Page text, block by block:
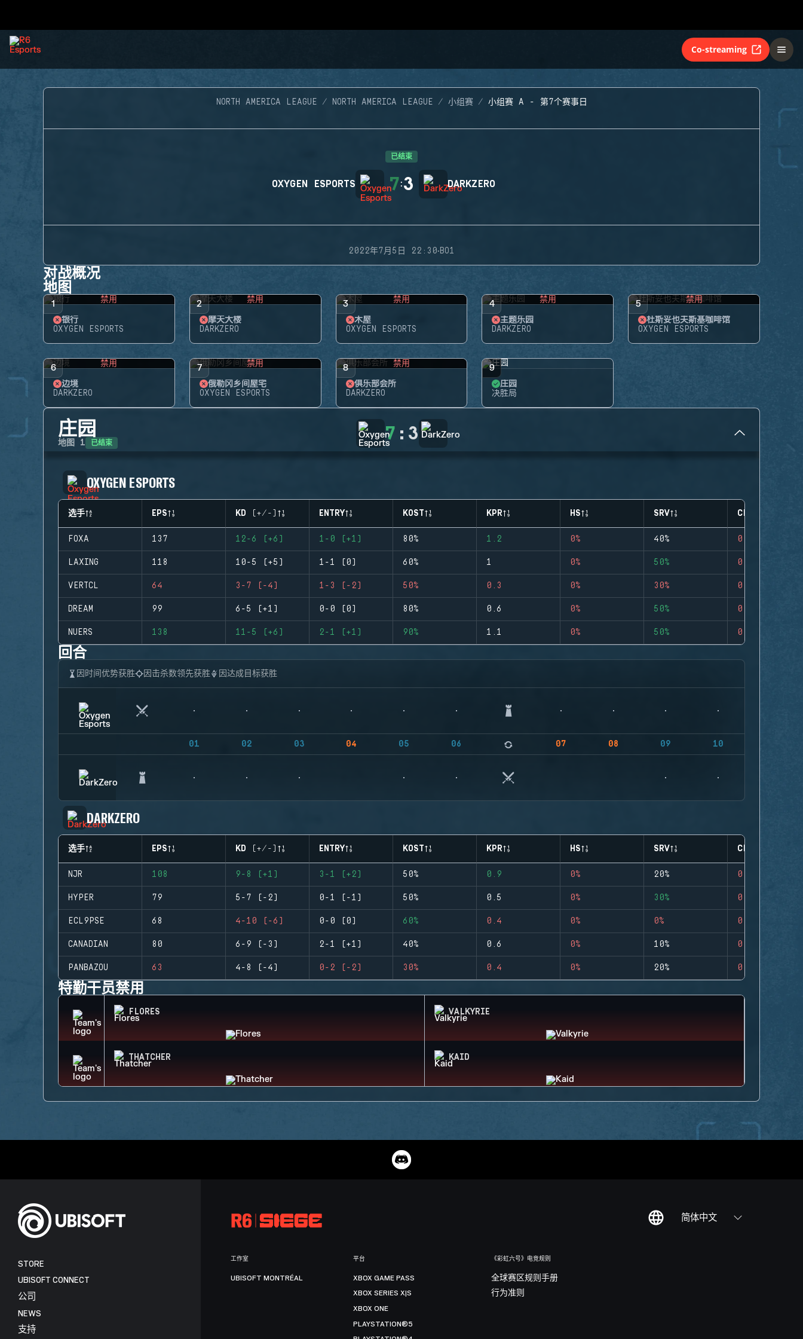
Co-streaming
NORTH AMERICA LEAGUE NORTH AMERICA LEAGUE 小组赛 小组赛 A - 第7个赛事日
已结束
OXYGEN ESPORTS 7:3 DARKZERO
2022年7月5日 22:30·BO1
对战概况
地图
1 禁用
银行
OXYGEN ESPORTS
2 禁用
摩天大楼
DARKZERO
3 禁用
木屋
OXYGEN ESPORTS
4 禁用
主题乐园
DARKZERO
5 禁用
杜斯妥也夫斯基咖啡馆
OXYGEN ESPORTS
6 禁用
边境
DARKZERO
7 禁用
俄勒冈乡间屋宅
OXYGEN ESPORTS
8 禁用
俱乐部会所
DARKZERO
9
庄园
决胜局
庄园
地图 1 已结束 7 : 3
OXYGEN ESPORTS
选手 EPS KD (+/-) ENTRY KOST KPR HS SRV CLUTCHES
FOXA 137 12-6 (+6) 1-0 (+1) 80% 1.2 0% 40% 0
LAXING 118 10-5 (+5) 1-1 (0) 60% 1 0% 50% 0
VERTCL 64 3-7 (-4) 1-3 (-2) 50% 0.3 0% 30% 0
DREAM 99 6-5 (+1) 0-0 (0) 80% 0.6 0% 50% 0
NUERS 138 11-5 (+6) 2-1 (+1) 90% 1.1 0% 50% 0
回合
因时间优势获胜 因击杀数领先获胜 因达成目标获胜
01 02 03 04 05 06 07 08 09 10
DARKZERO
选手 EPS KD (+/-) ENTRY KOST KPR HS SRV CLUTCHES
NJR 108 9-8 (+1) 3-1 (+2) 50% 0.9 0% 20% 0
HYPER 79 5-7 (-2) 0-1 (-1) 50% 0.5 0% 30% 0
ECL9PSE 68 4-10 (-6) 0-0 (0) 60% 0.4 0% 0% 0
CANADIAN 80 6-9 (-3) 2-1 (+1) 40% 0.6 0% 10% 0
PANBAZOU 63 4-8 (-4) 0-2 (-2) 30% 0.4 0% 20% 0
特勤干员禁用
FLORES VALKYRIE
THATCHER KAID
简体中文
STORE
UBISOFT CONNECT
公司
NEWS
支持
工作室
UBISOFT MONTRÉAL
平台
XBOX GAME PASS
XBOX SERIES X|S
XBOX ONE
PLAYSTATION®5
《彩虹六号》电竞规则
全球赛区规则手册
行为准则